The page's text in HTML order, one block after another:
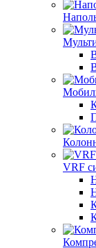
VRF